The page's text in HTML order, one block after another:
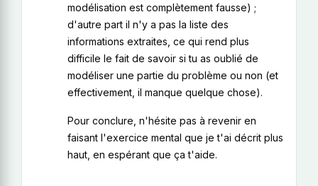
modélisation est complètement fausse) ;
d'autre part il n'y a pas la liste des
informations extraites, ce qui rend plus
difficile le fait de savoir si tu as oublié de
modéliser une partie du problème ou non (et
effectivement, il manque quelque chose).
Pour conclure, n'hésite pas à revenir en
faisant l'exercice mental que je t'ai décrit plus
haut, en espérant que ça t'aide.